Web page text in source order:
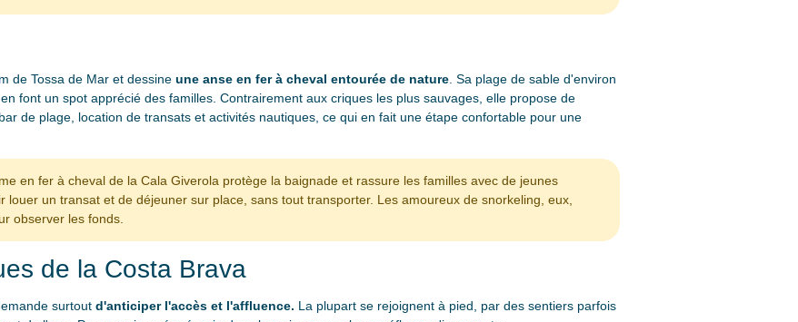
de Tossa de Mar et dessine une anse en fer à cheval entourée de nature. Sa plage de sable d'environ
font un spot apprécié des familles. Contrairement aux criques les plus sauvages, elle propose de
de plage, location de transats et activités nautiques, ce qui en fait une étape confortable pour une
en fer à cheval de la Cala Giverola protège la baignade et rassure les familles avec de jeunes
louer un transat et de déjeuner sur place, sans tout transporter. Les amoureux de snorkeling, eux,
observer les fonds.
de la Costa Brava
surtout d'anticiper l'accès et l'affluence. La plupart se rejoignent à pied, par des sentiers parfois